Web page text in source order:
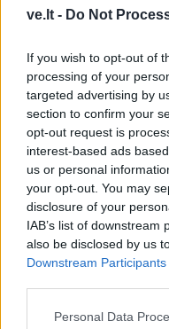
ve.lt - Do Not
If you wish to opt-out of
processing of your
targeted advertising by
section to confirm your
opt-out request is
interest-based ads
us or personal
your opt-out. You may
disclosure of your
IAB’s list of
also be disclosed by us
Downstream Participants
Personal Data
Komentaras
Sutinku sutaisyklėmis